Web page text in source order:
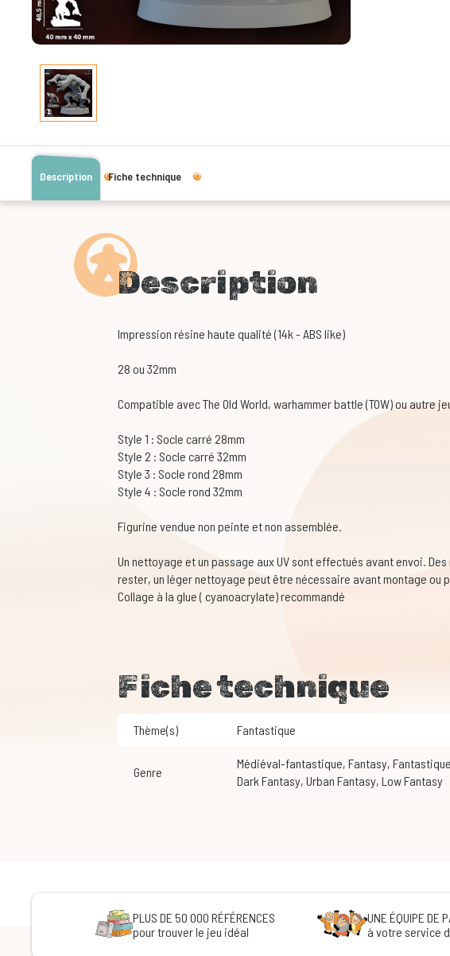
Description Fiche technique
Description
Impression résine haute qualité (14k - ABS like)
28 ou 32mm
Compatible avec The Old World, warhammer battle (TOW) ou autre
Style 1 : Socle carré 28mm
Style 2 : Socle carré 32mm
Style 3 : Socle rond 28mm
Style 4 : Socle rond 32mm
Figurine vendue non peinte et non assemblée.
Un nettoyage et un passage aux UV sont effectués avant envoi.
rester, un léger nettoyage peut être nécessaire avant montage ou
Collage à la glue ( cyanoacrylate) recommandé
Fiche technique
Thème(s) Fantastique
Genre
Médiéval-fantastique, Fantasy, Fantastique
Dark Fantasy, Urban Fantasy, Low Fantasy
PLUS DE 50 000 RÉFÉRENCES
pour trouver le jeu idéal
UNE ÉQUIPE DE
à votre service